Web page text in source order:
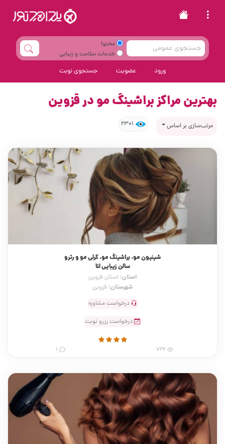
محتوا
خدمات سلامت و زیبایی
ورود عضویت جستجوی نوبت
بهترین مراکز براشینگ مو در قزوین
مرتب‌سازی بر اساس 2301
شینیون مو، براشینگ مو، کرلی مو و رترو
سالن زیبایی لئا
استان: استان قزوین
شهرستان: قزوین
درخواست مشاوره
درخواست رزرو نوبت